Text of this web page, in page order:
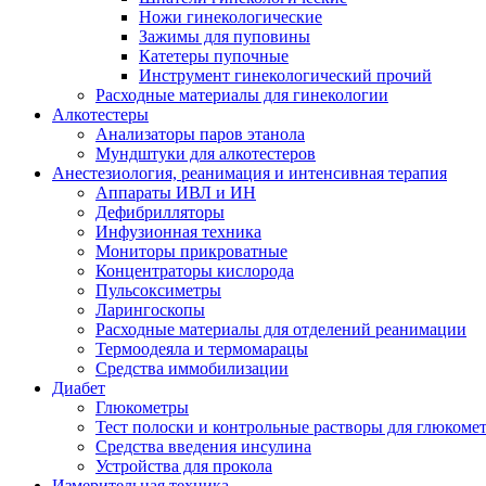
Ножи гинекологические
Зажимы для пуповины
Катетеры пупочные
Инструмент гинекологический прочий
Расходные материалы для гинекологии
Алкотестеры
Анализаторы паров этанола
Мундштуки для алкотестеров
Анестезиология, реанимация и интенсивная терапия
Аппараты ИВЛ и ИН
Дефибрилляторы
Инфузионная техника
Мониторы прикроватные
Концентраторы кислорода
Пульсоксиметры
Ларингоскопы
Расходные материалы для отделений реанимации
Термоодеяла и термомарацы
Средства иммобилизации
Диабет
Глюкометры
Тест полоски и контрольные растворы для
Средства введения инсулина
Устройства для прокола